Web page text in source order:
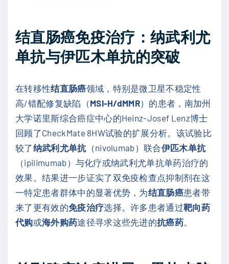
结直肠癌免疫治疗：纳武利尤
单抗与伊匹木单抗的突破
在转移性结直肠癌领域，特别是微卫星不稳定性
高/错配修复缺陷（MSI-H/dMMR）的患者，南加州
大学诺里斯综合癌症中心的Heinz-Josef Lenz博士
回顾了CheckMate 8HW试验的扩展分析。该试验比
较了纳武利尤单抗（nivolumab）联合伊匹木单抗
（ipilimumab）与化疗或纳武利尤单抗单药治疗的
效果。结果进一步证实了双免疫检查点抑制剂在这
一特定患者群体中的显著优势，为结直肠癌患者带
来了更有效的免疫治疗选择。许多患者通过靶向药
代购或海外购药途径寻求这些先进的抗癌药。